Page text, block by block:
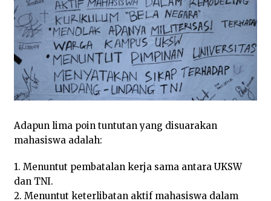
Adapun lima poin tuntutan yang disuarakan
mahasiswa adalah:
1. Menuntut pembatalan kerja sama antara UKSW
dan TNI.
2. Menuntut keterlibatan aktif mahasiswa dalam